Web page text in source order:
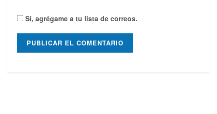
Sí, agrégame a tu lista de correos.